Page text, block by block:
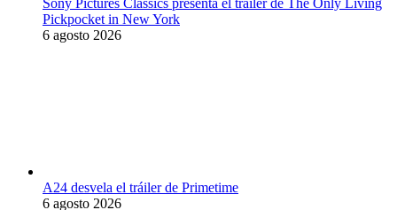
Pickpocket in New York
6 agosto 2026
A24 desvela el tráiler de Primetime
6 agosto 2026